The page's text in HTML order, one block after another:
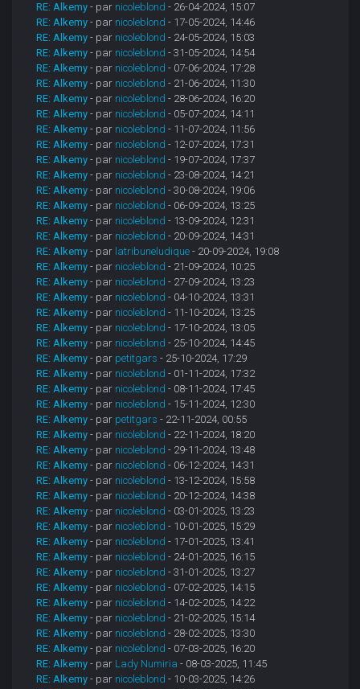
RE: Alkemy - par nicoleblond - 26-04-2024, 15:07
RE: Alkemy - par nicoleblond - 17-05-2024, 14:46
RE: Alkemy - par nicoleblond - 24-05-2024, 15:03
RE: Alkemy - par nicoleblond - 31-05-2024, 14:54
RE: Alkemy - par nicoleblond - 07-06-2024, 17:28
RE: Alkemy - par nicoleblond - 21-06-2024, 11:30
RE: Alkemy - par nicoleblond - 28-06-2024, 16:20
RE: Alkemy - par nicoleblond - 05-07-2024, 14:11
RE: Alkemy - par nicoleblond - 11-07-2024, 11:56
RE: Alkemy - par nicoleblond - 12-07-2024, 17:31
RE: Alkemy - par nicoleblond - 19-07-2024, 17:37
RE: Alkemy - par nicoleblond - 23-08-2024, 14:21
RE: Alkemy - par nicoleblond - 30-08-2024, 19:06
RE: Alkemy - par nicoleblond - 06-09-2024, 13:25
RE: Alkemy - par nicoleblond - 13-09-2024, 12:31
RE: Alkemy - par nicoleblond - 20-09-2024, 14:31
RE: Alkemy - par latribuneludique - 20-09-2024, 19:08
RE: Alkemy - par nicoleblond - 21-09-2024, 10:25
RE: Alkemy - par nicoleblond - 27-09-2024, 13:23
RE: Alkemy - par nicoleblond - 04-10-2024, 13:31
RE: Alkemy - par nicoleblond - 11-10-2024, 13:25
RE: Alkemy - par nicoleblond - 17-10-2024, 13:05
RE: Alkemy - par nicoleblond - 25-10-2024, 14:45
RE: Alkemy - par petitgars - 25-10-2024, 17:29
RE: Alkemy - par nicoleblond - 01-11-2024, 17:32
RE: Alkemy - par nicoleblond - 08-11-2024, 17:45
RE: Alkemy - par nicoleblond - 15-11-2024, 12:30
RE: Alkemy - par petitgars - 22-11-2024, 00:55
RE: Alkemy - par nicoleblond - 22-11-2024, 18:20
RE: Alkemy - par nicoleblond - 29-11-2024, 13:48
RE: Alkemy - par nicoleblond - 06-12-2024, 14:31
RE: Alkemy - par nicoleblond - 13-12-2024, 15:58
RE: Alkemy - par nicoleblond - 20-12-2024, 14:38
RE: Alkemy - par nicoleblond - 03-01-2025, 13:23
RE: Alkemy - par nicoleblond - 10-01-2025, 15:29
RE: Alkemy - par nicoleblond - 17-01-2025, 13:41
RE: Alkemy - par nicoleblond - 24-01-2025, 16:15
RE: Alkemy - par nicoleblond - 31-01-2025, 13:27
RE: Alkemy - par nicoleblond - 07-02-2025, 14:15
RE: Alkemy - par nicoleblond - 14-02-2025, 14:22
RE: Alkemy - par nicoleblond - 21-02-2025, 15:14
RE: Alkemy - par nicoleblond - 28-02-2025, 13:30
RE: Alkemy - par nicoleblond - 07-03-2025, 16:20
RE: Alkemy - par Lady Numiria - 08-03-2025, 11:45
RE: Alkemy - par nicoleblond - 10-03-2025, 14:26